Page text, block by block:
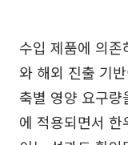
수입 제품에 의
와 해외 진출 기
축별 영양 요구
에 적용되면서